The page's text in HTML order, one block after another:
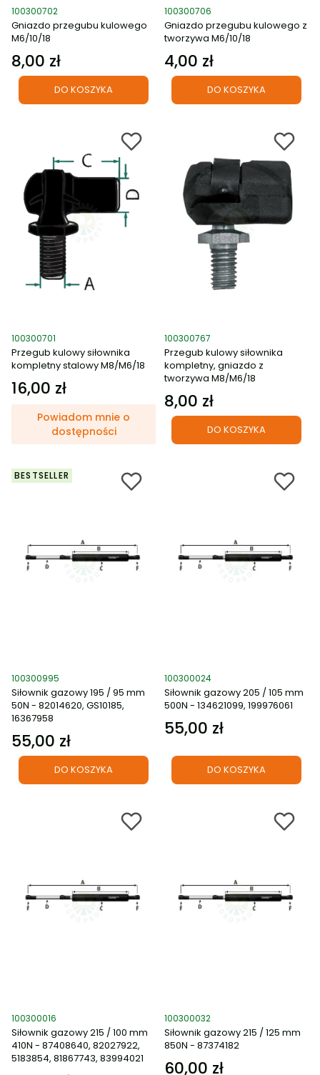
Kod produktu
100300702
Gniazdo przegubu kulowego
M6/10/18
Cena
8,00 zł
DO KOSZYKA
Kod produktu
100300706
Gniazdo przegubu kulowego z
tworzywa M6/10/18
Cena
4,00 zł
DO KOSZYKA
Kod produktu
100300701
Przegub kulowy siłownika
kompletny stalowy M8/M6/18
Cena
16,00 zł
Powiadom mnie o
dostępności
Kod produktu
100300767
Przegub kulowy siłownika
kompletny, gniazdo z
tworzywa M8/M6/18
Cena
8,00 zł
DO KOSZYKA
BESTSELLER
Kod produktu
100300995
Siłownik gazowy 195 / 95 mm
50N - 82014620, GS10185,
16367958
Cena
55,00 zł
DO KOSZYKA
Kod produktu
100300024
Siłownik gazowy 205 / 105 mm
500N - 134621099, 199976061
Cena
55,00 zł
DO KOSZYKA
Kod produktu
100300016
Siłownik gazowy 215 / 100 mm
410N - 87408640, 82027922,
5183854, 81867743, 83994021
Kod produktu
100300032
Siłownik gazowy 215 / 125 mm
850N - 87374182
Cena
60,00 zł